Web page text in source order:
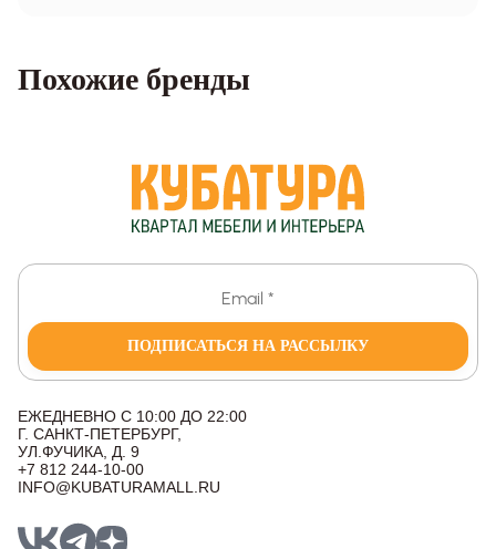
Похожие бренды
ПОДПИСАТЬСЯ НА РАССЫЛКУ
ЕЖЕДНЕВНО С 10:00 ДО 22:00
Г. САНКТ-ПЕТЕРБУРГ,
УЛ.ФУЧИКА, Д. 9
+7 812 244-10-00
INFO@KUBATURAMALL.RU